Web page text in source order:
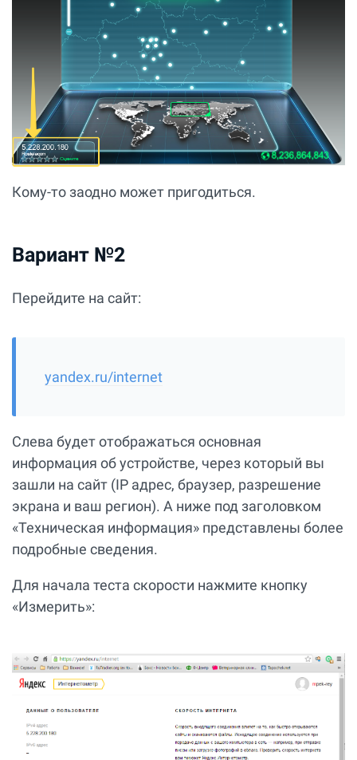
Кому-то заодно может пригодиться.
Вариант №2
Перейдите на сайт:
yandex.ru/internet
Слева будет отображаться основная
информация об устройстве, через который вы
зашли на сайт (IP адрес, браузер, разрешение
экрана и ваш регион). А ниже под заголовком
«Техническая информация» представлены более
подробные сведения.
Для начала теста скорости нажмите кнопку
«Измерить»: